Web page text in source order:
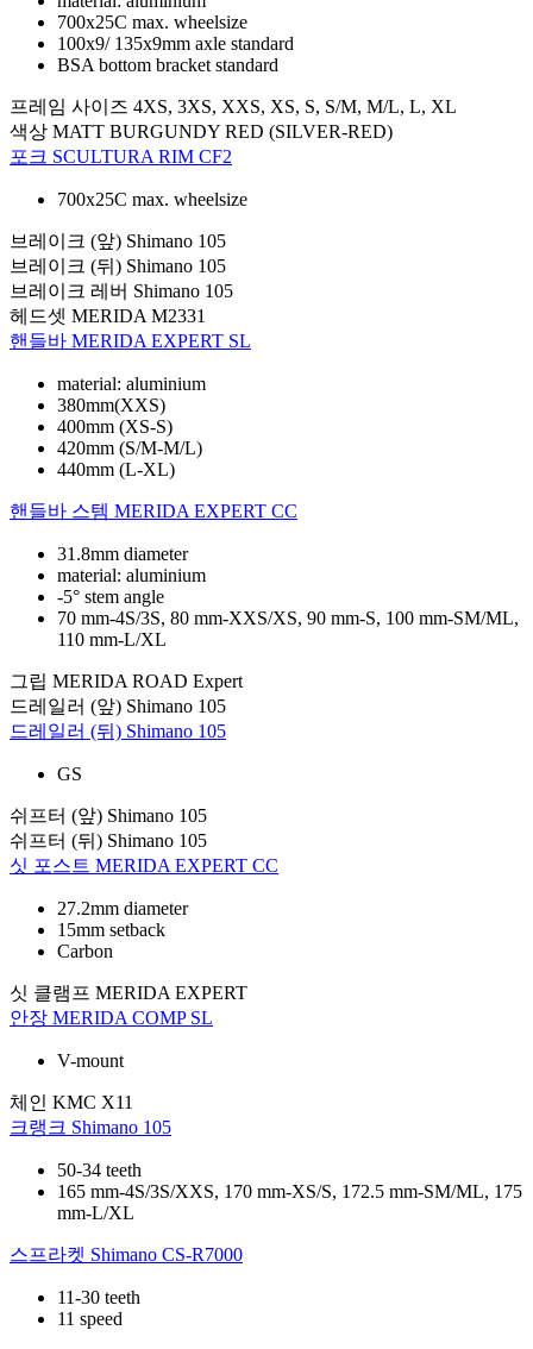
700x25C max. wheelsize
100x9/ 135x9mm axle standard
BSA bottom bracket standard
프레임 사이즈 4XS, 3XS, XXS, XS, S, S/M, M/L, L, XL
색상 MATT BURGUNDY RED (SILVER-RED)
포크 SCULTURA RIM CF2
700x25C max. wheelsize
브레이크 (앞) Shimano 105
브레이크 (뒤) Shimano 105
브레이크 레버 Shimano 105
헤드셋 MERIDA M2331
핸들바 MERIDA EXPERT SL
material: aluminium
380mm(XXS)
400mm (XS-S)
420mm (S/M-M/L)
440mm (L-XL)
핸들바 스템 MERIDA EXPERT CC
31.8mm diameter
material: aluminium
-5° stem angle
70 mm-4S/3S, 80 mm-XXS/XS, 90 mm-S, 100 mm-SM/ML,
110 mm-L/XL
그립 MERIDA ROAD Expert
드레일러 (앞) Shimano 105
드레일러 (뒤) Shimano 105
GS
쉬프터 (앞) Shimano 105
쉬프터 (뒤) Shimano 105
싯 포스트 MERIDA EXPERT CC
27.2mm diameter
15mm setback
Carbon
싯 클램프 MERIDA EXPERT
안장 MERIDA COMP SL
V-mount
체인 KMC X11
크랭크 Shimano 105
50-34 teeth
165 mm-4S/3S/XXS, 170 mm-XS/S, 172.5 mm-SM/ML, 175
mm-L/XL
스프라켓 Shimano CS-R7000
11-30 teeth
11 speed